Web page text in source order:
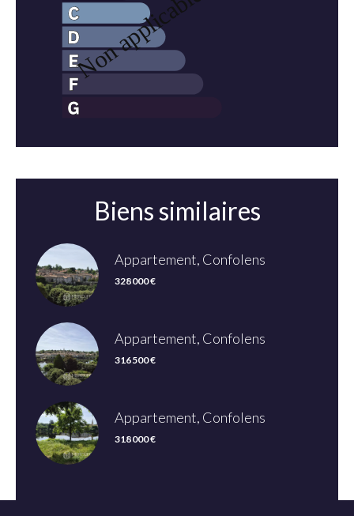
Biens similaires
Appartement, Confolens
328 000 €
Appartement, Confolens
316 500 €
Appartement, Confolens
318 000 €